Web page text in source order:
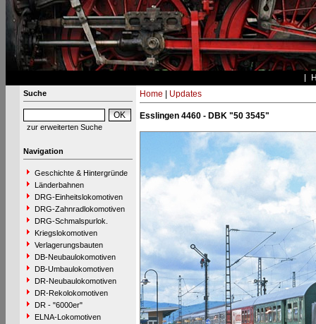
Suche
zur erweiterten Suche
Navigation
Geschichte & Hintergründe
Länderbahnen
DRG-Einheitslokomotiven
DRG-Zahnradlokomotiven
DRG-Schmalspurlok.
Kriegslokomotiven
Verlagerungsbauten
DB-Neubaulokomotiven
DB-Umbaulokomotiven
DR-Neubaulokomotiven
DR-Rekolokomotiven
DR - "6000er"
ELNA-Lokomotiven
Home Updates
Esslingen 4460 - DBK "50 3545"